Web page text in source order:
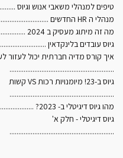
טיפים למנהלי משאבי אנוש וגיוס
מנהלי ה HR החדשים
מה זה מיתוג מעסיק ב 2024
גיוס עובדים בלינקדאין
איך קורס מדיה חברתית יכול לעזור
...........................................................
גיוס ב-23! מיומנויות רכות VS קשות
...........................................................
מהו גיוס דיגיטלי ב- 2023?
גיוס דיגיטלי - חלק א'
...........................................................